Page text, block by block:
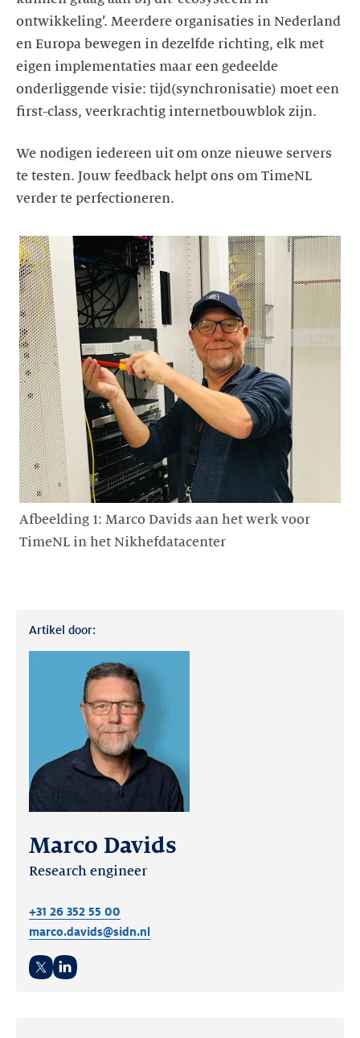
ontwikkeling’. Meerdere organisaties in Nederland
en Europa bewegen in dezelfde richting, elk met
eigen implementaties maar een gedeelde
onderliggende visie: tijd(synchronisatie) moet een
first-class, veerkrachtig internetbouwblok zijn.
We nodigen iedereen uit om onze nieuwe servers
te testen. Jouw feedback helpt ons om TimeNL
verder te perfectioneren.
Afbeelding 1: Marco Davids aan het werk voor
TimeNL in het Nikhefdatacenter
Artikel door:
Marco Davids
Research engineer
+31 26 352 55 00
marco.davids@sidn.nl